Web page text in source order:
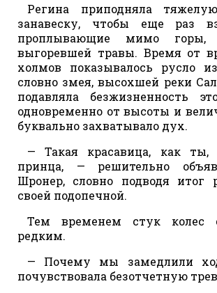
Регина приподняла
занавеску, чтобы еще раз
проплывающие мимо
выгоревшей травы. Время от
холмов показывалось русло
словно змея, высохшей реки
подавляла безжизненность
одновременно от высоты и
буквально захватывало дух.
— Такая красавица, как ты,
принца, — решительно
Шронер, словно подводя итог
своей подопечной.
Тем временем стук колес
редким.
— Почему мы замедлили
почувствовала безотчетную